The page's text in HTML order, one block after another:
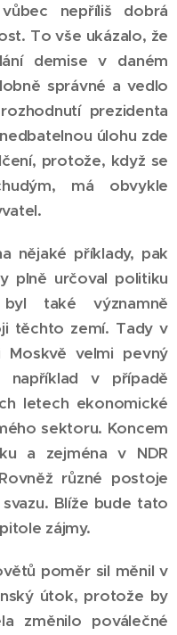
nepříliš dobrá
To vše ukázalo, že
demise v daném
správné a vedlo
prezidenta
úlohu zde
protože, když se
má obvykle
nějaké příklady, pak
plně určoval politiku
také významně
těchto zemí. Tady v
velmi pevný
například v případě
letech ekonomické
sektoru. Koncem
a zejména v NDR
různé postoje
Blíže bude tato
zájmy.
poměr sil měnil v
útok, protože by
změnilo poválečné